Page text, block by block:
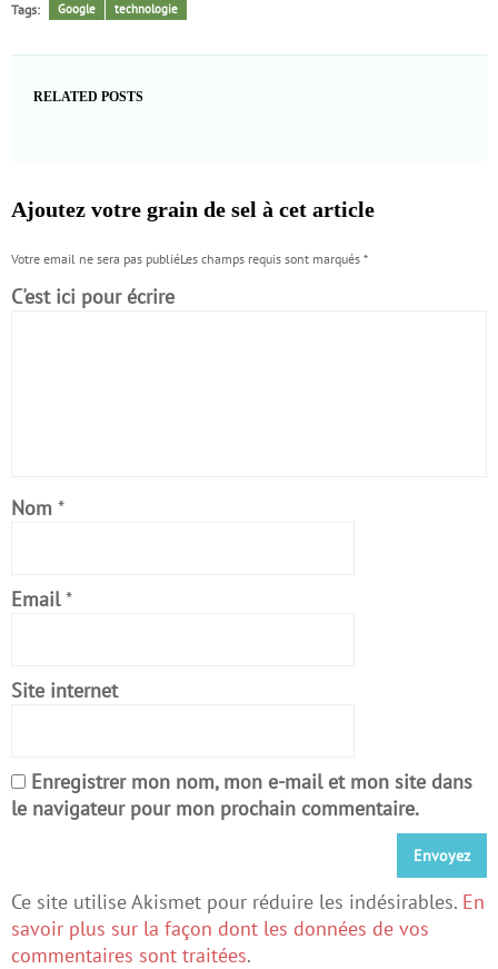
Tags: Google technologie
RELATED POSTS
Ajoutez votre grain de sel à cet article
Votre email ne sera pas publiéLes champs requis sont marqués *
C'est ici pour écrire
Nom *
Email *
Site internet
Enregistrer mon nom, mon e-mail et mon site dans
le navigateur pour mon prochain commentaire.
Ce site utilise Akismet pour réduire les indésirables. En
savoir plus sur la façon dont les données de vos
commentaires sont traitées.